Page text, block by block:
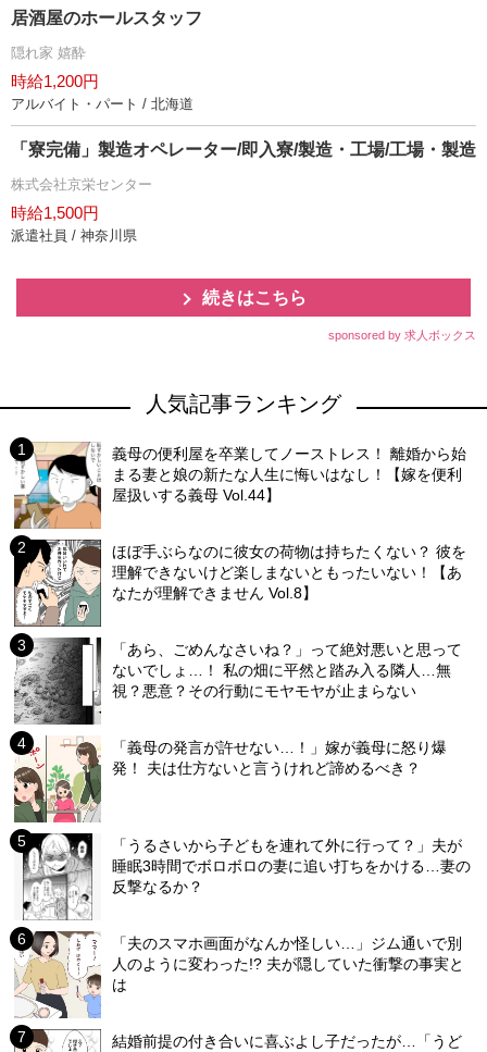
居酒屋のホールスタッフ
隠れ家 嬉酔
時給1,200円
アルバイト・パート / 北海道
「寮完備」製造オペレーター/即入寮/製造・工場/工場・製造
株式会社京栄センター
時給1,500円
派遣社員 / 神奈川県
続きはこちら
sponsored by 求人ボックス
人気記事ランキング
義母の便利屋を卒業してノーストレス！ 離婚から始
まる妻と娘の新たな人生に悔いはなし！【嫁を便利
屋扱いする義母 Vol.44】
ほぼ手ぶらなのに彼女の荷物は持ちたくない？ 彼を
理解できないけど楽しまないともったいない！【あ
なたが理解できません Vol.8】
「あら、ごめんなさいね？」って絶対悪いと思って
ないでしょ…！ 私の畑に平然と踏み入る隣人…無
視？悪意？その行動にモヤモヤが止まらない
「義母の発言が許せない…！」嫁が義母に怒り爆
発！ 夫は仕方ないと言うけれど諦めるべき？
「うるさいから子どもを連れて外に行って？」夫が
睡眠3時間でボロボロの妻に追い打ちをかける…妻の
反撃なるか？
「夫のスマホ画面がなんか怪しい…」ジム通いで別
人のように変わった!? 夫が隠していた衝撃の事実と
は
結婚前提の付き合いに喜ぶよし子だったが…「うど